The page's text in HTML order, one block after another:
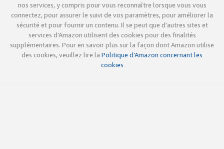
nos services, y compris pour vous reconnaître lorsque vous vous
connectez, pour assurer le suivi de vos paramètres, pour améliorer la
sécurité et pour fournir un contenu. Il se peut que d’autres sites et
services d’Amazon utilisent des cookies pour des finalités
supplémentaires. Pour en savoir plus sur la façon dont Amazon utilise
des cookies, veuillez lire la Politique d’Amazon concernant les
cookies